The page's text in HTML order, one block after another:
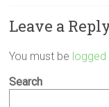
Leave a
You must be logged
Search